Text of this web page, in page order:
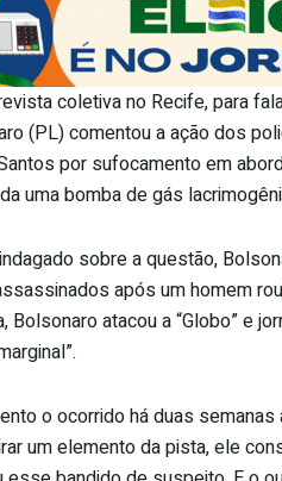
coletiva no Recife, para
(PL) comentou a ação dos
por sufocamento em
uma bomba de gás
sobre a questão,
após um homem
Bolsonaro atacou a “Globo” e
o ocorrido há duas
um elemento da pista, ele